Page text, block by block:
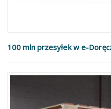
100 mln przesyłek w e-